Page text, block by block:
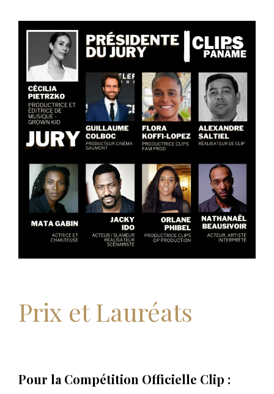
Prix et Lauréats
Pour la Compétition Officielle Clip :